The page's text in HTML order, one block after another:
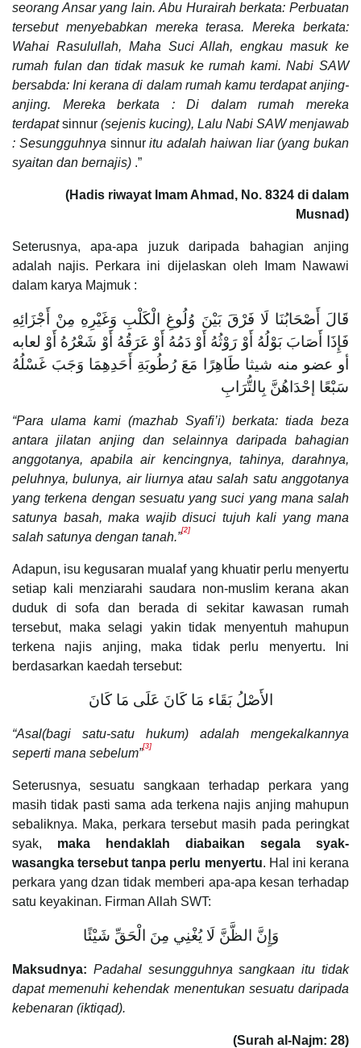
seorang Ansar yang lain. Abu Hurairah berkata: Perbuatan
tersebut menyebabkan mereka terasa. Mereka berkata:
Wahai Rasulullah, Maha Suci Allah, engkau masuk ke
rumah fulan dan tidak masuk ke rumah kami. Nabi SAW
bersabda: Ini kerana di dalam rumah kamu terdapat anjing-
anjing. Mereka berkata : Di dalam rumah mereka
terdapatsinnur (sejenis kucing), Lalu Nabi SAW menjawab
: Sesungguhnya sinnuritu adalah haiwan liar (yang bukan
syaitan dan bernajis) .”
(Hadis riwayat Imam Ahmad, No. 8324 di dalam
Musnad)
Seterusnya, apa-apa juzuk daripada bahagian anjing
adalah najis. Perkara ini dijelaskan oleh Imam Nawawi
dalam karya Majmuk :
قَالَ أَصْحَابُنَا لَا فَرْقَ بَيْنَ وُلُوغِ الْكَلْبِ وَغَيْرِهِ مِنْ أَجْزَائِهِ
فَإِذَا أَصَابَ بَوْلُهُ أَوْ رَوْثُهُ أَوْ دَمُهُ أَوْ عَرَقُهُ أَوْ شَعْرُهُ أَوْ لعابه
أو عضو منه شيثا طَاهِرًا مَعَ رُطُوبَةِ أَحَدِهِمَا وَجَبَ غَسْلُهُ
سَبْعًا إحْدَاهُنَّ بِالتُّرَابِ
“Para ulama kami (mazhab Syafi’i) berkata: tiada beza
antara jilatan anjing dan selainnya daripada bahagian
anggotanya, apabila air kencingnya, tahinya, darahnya,
peluhnya, bulunya, air liurnya atau salah satu anggotanya
yang terkena dengan sesuatu yang suci yang mana salah
satunya basah, maka wajib disuci tujuh kali yang mana
salah satunya dengan tanah.”[2]
Adapun, isu kegusaran mualaf yang khuatir perlu menyertu
setiap kali menziarahi saudara non-muslim kerana akan
duduk di sofa dan berada di sekitar kawasan rumah
tersebut, maka selagi yakin tidak menyentuh mahupun
terkena najis anjing, maka tidak perlu menyertu. Ini
berdasarkan kaedah tersebut:
الأَصْلُ بَقَاء مَا كَانَ عَلَى مَا كَانَ
“Asal(bagi satu-satu hukum) adalah mengekalkannya
seperti mana sebelum”[3]
Seterusnya, sesuatu sangkaan terhadap perkara yang
masih tidak pasti sama ada terkena najis anjing mahupun
sebaliknya. Maka, perkara tersebut masih pada peringkat
syak, maka hendaklah diabaikan segala syak-
wasangka tersebut tanpa perlu menyertu. Hal ini kerana
perkara yang dzan tidak memberi apa-apa kesan terhadap
satu keyakinan. Firman Allah SWT:
وَإِنَّ الظَّنَّ لَا يُغْنِي مِنَ الْحَقِّ شَيْئًا
Maksudnya: Padahal sesungguhnya sangkaan itu tidak
dapat memenuhi kehendak menentukan sesuatu daripada
kebenaran (iktiqad).
(Surah al-Najm: 28)